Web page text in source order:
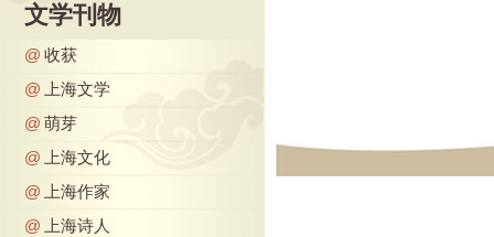
文学刊物
@ 收获
@
上海文学
@ 萌芽
@
上海文化
@
上海作家
@
上海诗人